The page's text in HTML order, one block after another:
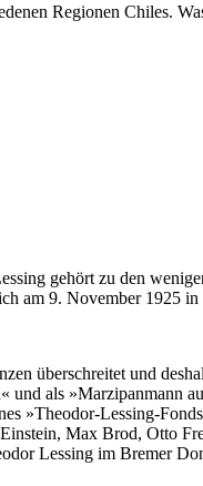
Regionen Chiles.
gehört zu den
am 9. November 1925
überschreitet und
als »Marzipanmann
»Theodor-Lessing-
Max Brod, Otto
Lessing im Bremer